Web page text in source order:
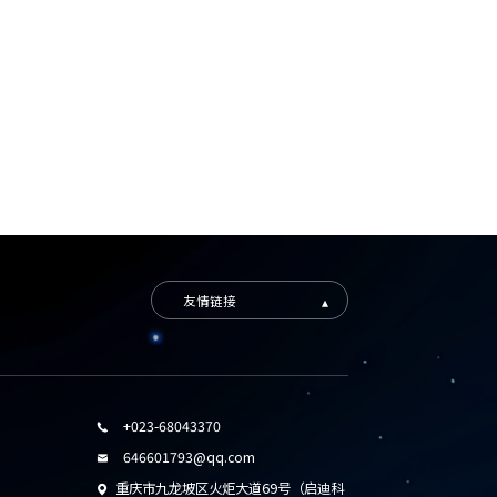
友情链接
 +023-68043370
 646601793@qq.com
 重庆市九龙坡区火炬大道69号（启迪科